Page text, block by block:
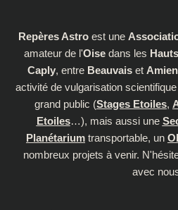
Repères Astroest une
amateur de l'Oise dans les
Caply, entre Beauvais et
activité de vulgarisation
grand public (Stages Etoiles,
Etoiles…), mais aussi une
Planétarium transportable, un
nombreux projets à venir.
avec